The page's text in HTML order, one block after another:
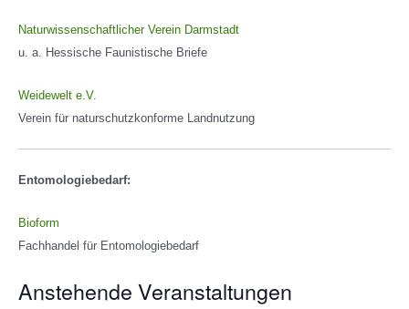
Naturwissenschaftlicher Verein Darmstadt
u. a. Hessische Faunistische Briefe
Weidewelt e.V.
Verein für naturschutzkonforme Landnutzung
Entomologiebedarf:
Bioform
Fachhandel für Entomologiebedarf
Anstehende Veranstaltungen